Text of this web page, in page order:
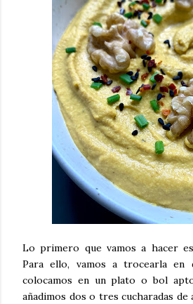
Lo primero que vamos a hacer
Para ello, vamos a trocearla en
colocamos en un plato o bol
añadimos dos o tres cucharadas de